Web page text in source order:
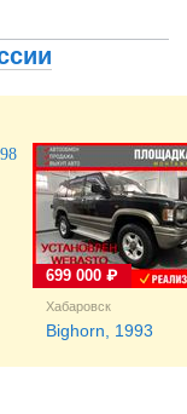
Хабаровск
Bighorn, 1993
699 000 ₽